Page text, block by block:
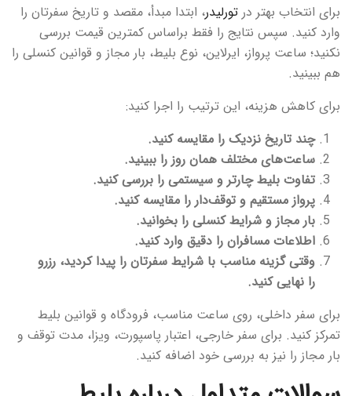
برای انتخاب بهتر در تورلیدر، ابتدا مبدأ، مقصد و تاریخ سفرتان را
وارد کنید. سپس نتایج را فقط براساس کمترین قیمت بررسی
نکنید؛ ساعت پرواز، ایرلاین، نوع بلیط، بار مجاز و قوانین کنسلی را
هم ببینید.
برای کاهش هزینه، این ترتیب را اجرا کنید:
چند تاریخ نزدیک را مقایسه کنید.
ساعت‌های مختلف همان روز را ببینید.
تفاوت بلیط چارتر و سیستمی را بررسی کنید.
پرواز مستقیم و توقف‌دار را مقایسه کنید.
بار مجاز و شرایط کنسلی را بخوانید.
اطلاعات مسافران را دقیق وارد کنید.
وقتی گزینه مناسب با شرایط سفرتان را پیدا کردید، رزرو
را نهایی کنید.
برای سفر داخلی، روی ساعت مناسب، فرودگاه و قوانین بلیط
تمرکز کنید. برای سفر خارجی، اعتبار پاسپورت، ویزا، مدت توقف و
بار مجاز را نیز به بررسی خود اضافه کنید.